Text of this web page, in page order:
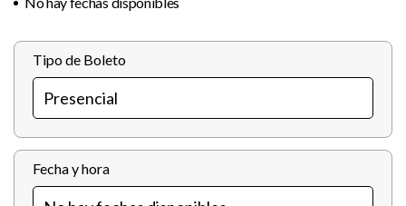
Tipo de Boleto
Fecha y hora